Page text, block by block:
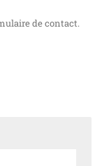
de contact.